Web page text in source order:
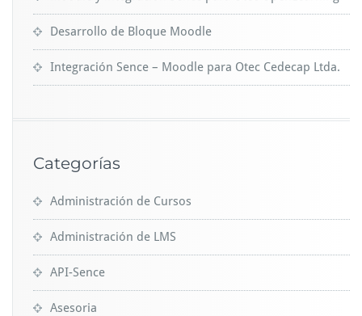
Desarrollo de Bloque Moodle
Integración Sence – Moodle para Otec Cedecap Ltda.
Categorías
Administración de Cursos
Administración de LMS
API-Sence
Asesoria